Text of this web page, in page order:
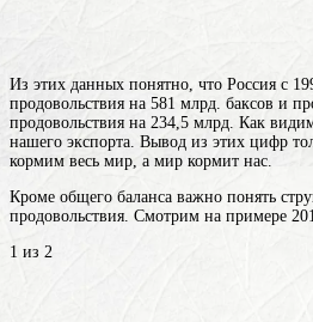
Из этих данных понятно, что Россия с
продовольствия на 581 млрд. баксов и
продовольствия на 234,5 млрд. Как
нашего экспорта. Вывод из этих цифр
кормим весь мир, а мир кормит нас.
Кроме общего баланса важно понять
продовольствия. Смотрим на примере
1 из 2